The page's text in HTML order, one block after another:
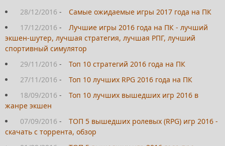
28/12/2016 -
Самые ожидаемые игры 2017 года на ПК
17/12/2016 -
Лучшие игры 2016 года на ПК - лучший
экшен-шутер, лучшая стратегия, лучшая РПГ, лучший
спортивный симулятор
29/11/2016 -
Топ 10 стратегий 2016 года на ПК
27/11/2016 -
Топ 10 лучших RPG 2016 года на ПК
18/09/2016 -
Топ 10 лучших вышедших игр 2016 в
жанре экшен
07/09/2016 -
ТОП 5 вышедших ролевых (RPG) игр 2016 -
скачать с торрента, обзор